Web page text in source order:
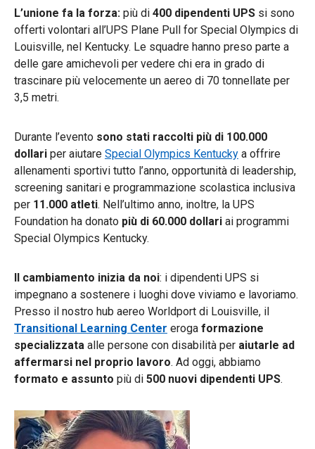
L’unione fa la forza: più di 400 dipendenti UPS si sono
offerti volontari all’UPS Plane Pull for Special Olympics di
Louisville, nel Kentucky. Le squadre hanno preso parte a
delle gare amichevoli per vedere chi era in grado di
trascinare più velocemente un aereo di 70 tonnellate per
3,5 metri.
Durante l’evento sono stati raccolti più di 100.000
dollari per aiutare Special Olympics Kentucky a offrire
allenamenti sportivi tutto l’anno, opportunità di leadership,
screening sanitari e programmazione scolastica inclusiva
per 11.000 atleti. Nell’ultimo anno, inoltre, la UPS
Foundation ha donato più di 60.000 dollari ai programmi
Special Olympics Kentucky.
Il cambiamento inizia da noi: i dipendenti UPS si
impegnano a sostenere i luoghi dove viviamo e lavoriamo.
Presso il nostro hub aereo Worldport di Louisville, il
Transitional Learning Center eroga formazione
specializzata alle persone con disabilità per aiutarle ad
affermarsi nel proprio lavoro. Ad oggi, abbiamo
formato e assunto più di 500 nuovi dipendenti UPS.